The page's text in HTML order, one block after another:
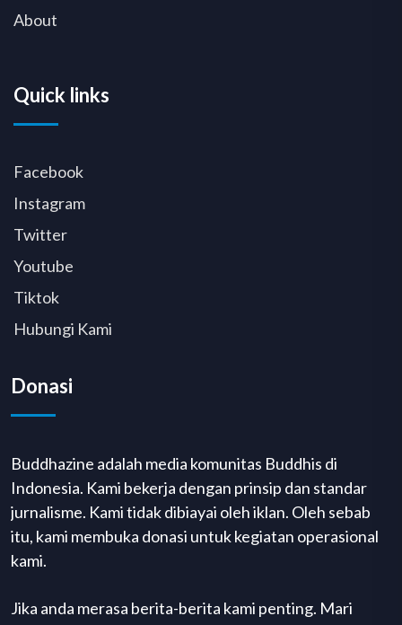
About
Quick links
Facebook
Instagram
Twitter
Youtube
Tiktok
Hubungi Kami
Donasi
Buddhazine adalah media komunitas Buddhis di
Indonesia. Kami bekerja dengan prinsip dan standar
jurnalisme. Kami tidak dibiayai oleh iklan. Oleh sebab
itu, kami membuka donasi untuk kegiatan operasional
kami.
Jika anda merasa berita-berita kami penting. Mari